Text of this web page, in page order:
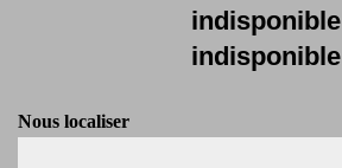
indisponible
indisponible
Nous localiser